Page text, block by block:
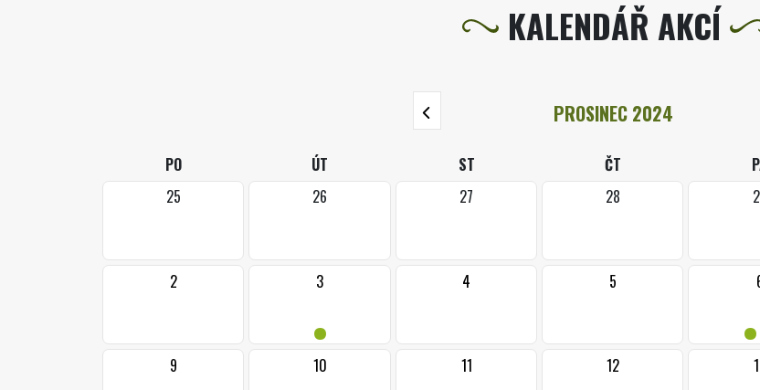
KALENDÁŘ AKCÍ
PROSINEC 2024
PO ÚT ST ČT
25
26 27 28
2 3
•
4 5
9 10 11 12